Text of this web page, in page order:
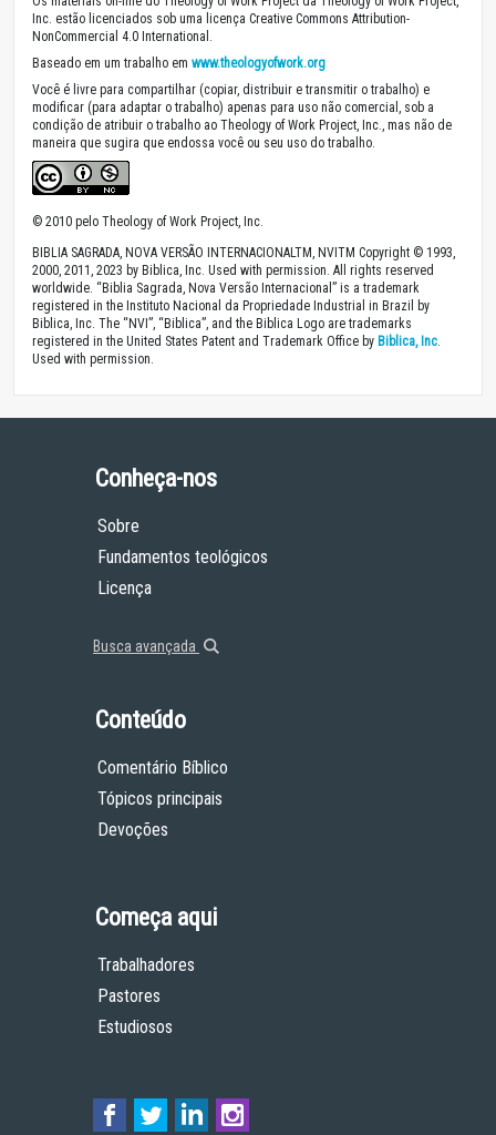
Inc. estão licenciados sob uma licença Creative Commons Attribution-
NonCommercial 4.0 International.
Baseado em um trabalho em www.theologyofwork.org
Você é livre para compartilhar (copiar, distribuir e transmitir o trabalho) e
modificar (para adaptar o trabalho) apenas para uso não comercial, sob a
condição de atribuir o trabalho ao Theology of Work Project, Inc., mas não de
maneira que sugira que endossa você ou seu uso do trabalho.
© 2010 pelo Theology of Work Project, Inc.
BIBLIA SAGRADA, NOVA VERSÃO INTERNACIONALTM, NVITM Copyright © 1993,
2000, 2011, 2023 by Biblica, Inc. Used with permission. All rights reserved
worldwide. “Biblia Sagrada, Nova Versão Internacional” is a trademark
registered in the Instituto Nacional da Propriedade Industrial in Brazil by
Biblica, Inc. The “NVI”, “Biblica”, and the Biblica Logo are trademarks
registered in the United States Patent and Trademark Office by Biblica, Inc
Used with permission.
Conheça-nos
Sobre
Fundamentos teológicos
Licença
Busca avançada
Conteúdo
Comentário Bíblico
Tópicos principais
Devoções
Começa aqui
Trabalhadores
Pastores
Estudiosos